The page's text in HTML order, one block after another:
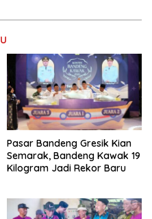
Pasar Bandeng Gresik Kian
Semarak, Bandeng Kawak 19
Kilogram Jadi Rekor Baru